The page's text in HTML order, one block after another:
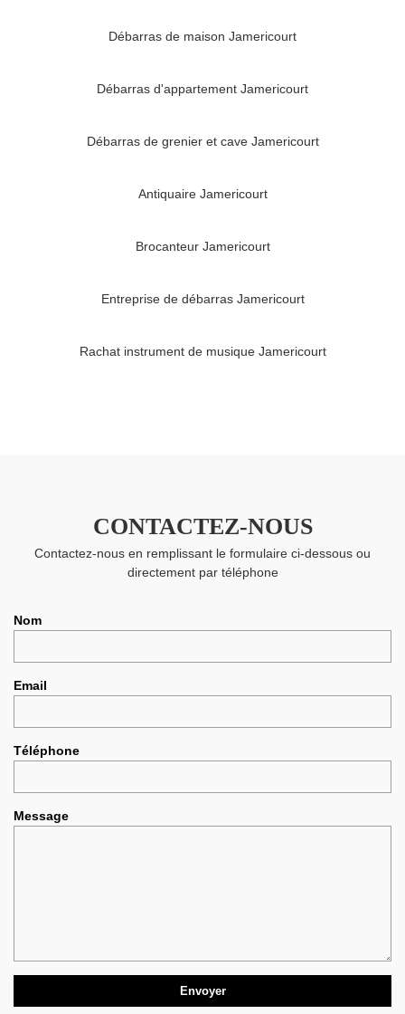
Débarras de maison Jamericourt
Débarras d'appartement Jamericourt
Débarras de grenier et cave Jamericourt
Antiquaire Jamericourt
Brocanteur Jamericourt
Entreprise de débarras Jamericourt
Rachat instrument de musique Jamericourt
CONTACTEZ-NOUS
Contactez-nous en remplissant le formulaire ci-dessous ou
directement par téléphone
Nom
Email
Téléphone
Message